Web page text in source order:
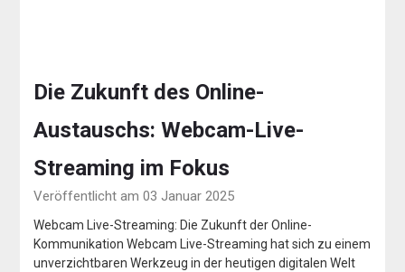
Die Zukunft des Online-
Austauschs: Webcam-Live-
Streaming im Fokus
Veröffentlicht am 03 Januar 2025
Webcam Live-Streaming: Die Zukunft der Online-
Kommunikation Webcam Live-Streaming hat sich zu einem
unverzichtbaren Werkzeug in der heutigen digitalen Welt